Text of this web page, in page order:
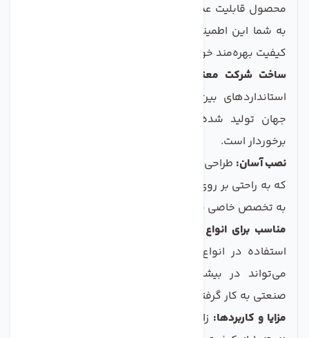
محصول قابلیت عملکرد دائمی و پایدار را فراهم می‌کند و
به شما این اطمینان را می‌دهد که از آب تصفیه شده با
کیفیت بهره‌مند خواهید شد.
ساخت شرکت معتبر تکومن ویتنام:
استانداردهای بین‌المللی توسط یکی از برندهای معتبر
جهان تولید شده و به همین دلیل از کیفیت بالایی
برخوردار است.
نصب آسان: طراحی فنی و استاندارد این زانو باعث می‌شود
که به راحتی بر روی سیستم تصفیه آب نصب شود و نیازی
به تخصص خاصی ندارد.
مناسب برای انواع سیستم‌های تصفیه آب:
استفاده در انواع هوزینگ‌های ممبران مناسب است و
می‌تواند در بیشتر سیستم‌های تصفیه آب خانگی و
صنعتی به کار گرفته شود.
مزایا و کاربردها: زانو هوزینگ ممبران تکومن سوپاپ دار